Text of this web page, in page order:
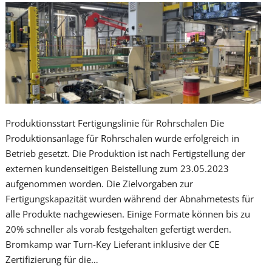
Produktionsstart Fertigungslinie für Rohrschalen Die
Produktionsanlage für Rohrschalen wurde erfolgreich in
Betrieb gesetzt. Die Produktion ist nach Fertigstellung der
externen kundenseitigen Beistellung zum 23.05.2023
aufgenommen worden. Die Zielvorgaben zur
Fertigungskapazität wurden während der Abnahmetests für
alle Produkte nachgewiesen. Einige Formate können bis zu
20% schneller als vorab festgehalten gefertigt werden.
Bromkamp war Turn-Key Lieferant inklusive der CE
Zertifizierung für die…